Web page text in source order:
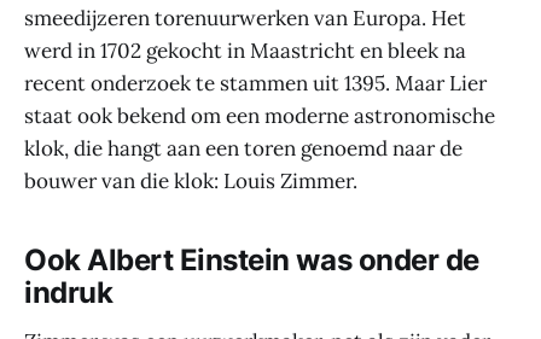
smeedijzeren torenuurwerken van Europa. Het
werd in 1702 gekocht in Maastricht en bleek na
recent onderzoek te stammen uit 1395. Maar Lier
staat ook bekend om een moderne astronomische
klok, die hangt aan een toren genoemd naar de
bouwer van die klok: Louis Zimmer.
Ook Albert Einstein was onder de
indruk